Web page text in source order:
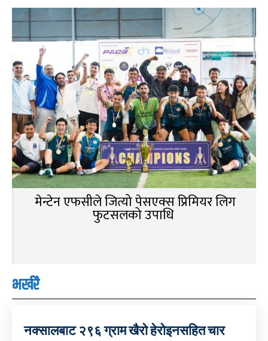
मेन्टेन एफसीले जित्यो पेसएक्स प्रिमियर लिग
फुटसलको उपाधि
भर्खरै
नक्सालबाट २९६ ग्राम खैरो हेरोइनसहित चार